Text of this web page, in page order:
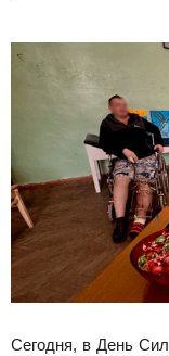
Сегодня, в День